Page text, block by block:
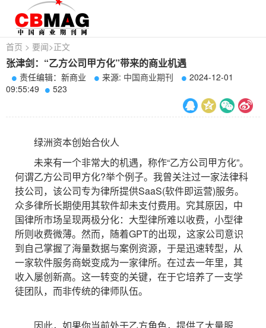
首页 > 要闻>正文
张津剑：“乙方公司甲方化”带来的商业机遇
责任编辑：新商业 来源: 中国商业期刊
2024-12-01
09:55:49
523
绿洲资本创始合伙人
未来有一个非常大的机遇，称作“乙方公司甲方化”。
何谓乙方公司甲方化?举个例子。我曾关注过一家法律科
技公司，该公司专为律所提供SaaS(软件即运营)服务。
众多律所长期使用其软件却未支付费用。究其原因，中
国律所市场呈现两极分化：大型律所难以收费，小型律
所则收费微薄。然而，随着GPT的出现，这家公司意识
到自己掌握了海量数据与案例资源，于是迅速转型，从
一家软件服务商蜕变成为一家律所。在过去一年里，其
收入屡创新高。这一转变的关键，在于它培养了一支学
徒团队，而非传统的律师队伍。